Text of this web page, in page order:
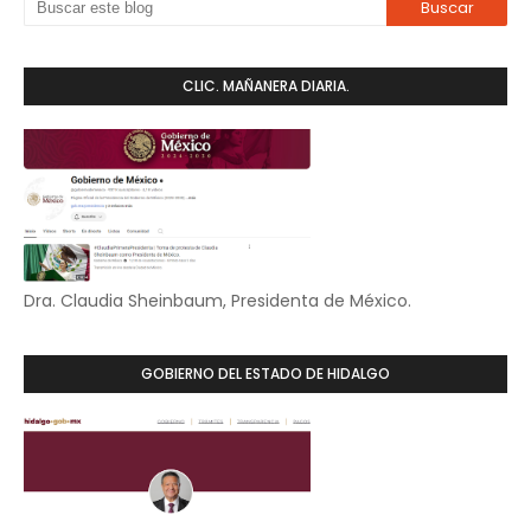
CLIC. MAÑANERA DIARIA.
Dra. Claudia Sheinbaum, Presidenta de México.
GOBIERNO DEL ESTADO DE HIDALGO